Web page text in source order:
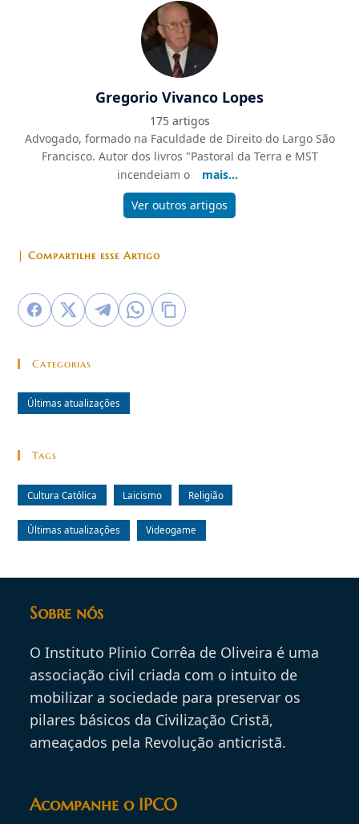
Gregorio Vivanco Lopes
175 artigos
Advogado, formado na Faculdade de Direito do Largo São
Francisco. Autor dos livros "Pastoral da Terra e MST
incendeiam o
mais...
Ver outros artigos
| Compartilhe esse Artigo
Categorias
Últimas atualizações
Tags
Cultura Católica Laicismo Religião
Últimas atualizações Videogame
Sobre nós
O Instituto Plinio Corrêa de Oliveira é uma
associação civil criada com o intuito de
mobilizar a sociedade para preservar os
pilares básicos da Civilização Cristã,
ameaçados pela Revolução anticristã.
Acompanhe o IPCO